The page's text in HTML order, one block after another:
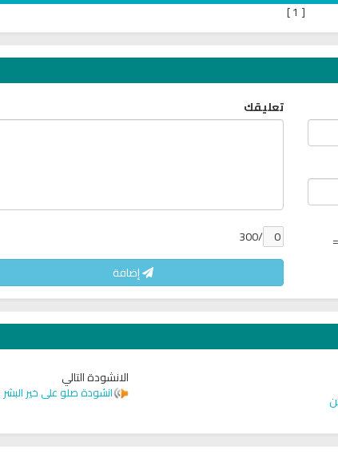
[
]
تعليقك
/300
إضافة
الانشودة التالي
انشودة صلو على خير البشر